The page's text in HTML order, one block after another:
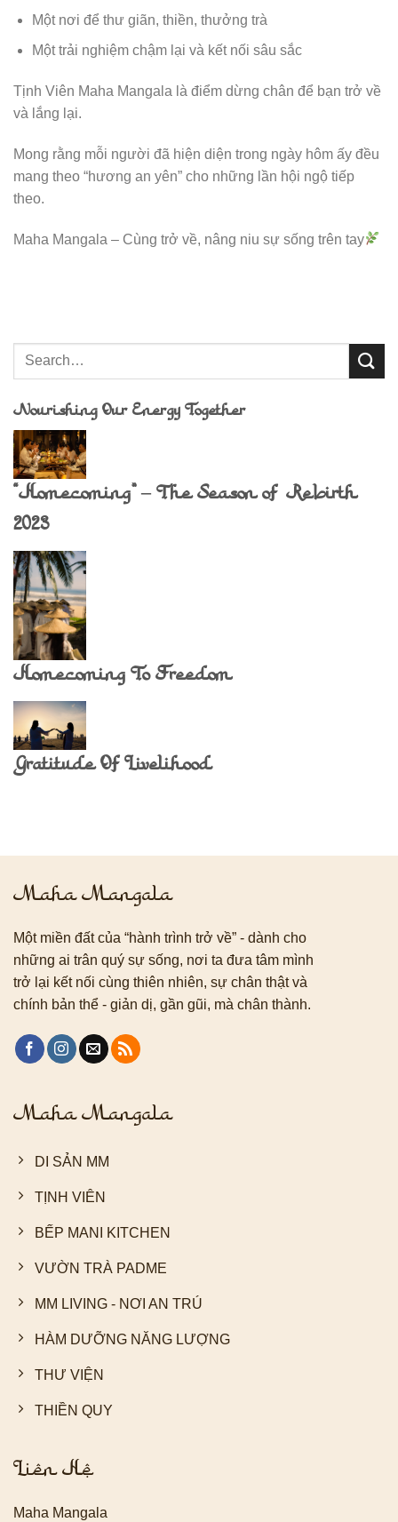
Một nơi để thư giãn, thiền, thưởng trà
Một trải nghiệm chậm lại và kết nối sâu sắc
Tịnh Viên Maha Mangala là điểm dừng chân để bạn trở về
và lắng lại.
Mong rằng mỗi người đã hiện diện trong ngày hôm ấy đều
mang theo “hương an yên” cho những lần hội ngộ tiếp
theo.
Maha Mangala – Cùng trở về, nâng niu sự sống trên tay
Nourishing Our Energy Together
“Homecoming” – The Season of Rebirth
2023
Homecoming To Freedom
Gratitude Of Livelihood
Maha Mangala
Một miền đất của “hành trình trở về” - dành cho
những ai trân quý sự sống, nơi ta đưa tâm mình
trở lại kết nối cùng thiên nhiên, sự chân thật và
chính bản thể - giản dị, gần gũi, mà chân thành.
Maha Mangala
DI SẢN MM
TỊNH VIÊN
BẾP MANI KITCHEN
VƯỜN TRÀ PADME
MM LIVING - NƠI AN TRÚ
HÀM DƯỠNG NĂNG LƯỢNG
THƯ VIỆN
THIỀN QUY
Liên Hệ
Maha Mangala